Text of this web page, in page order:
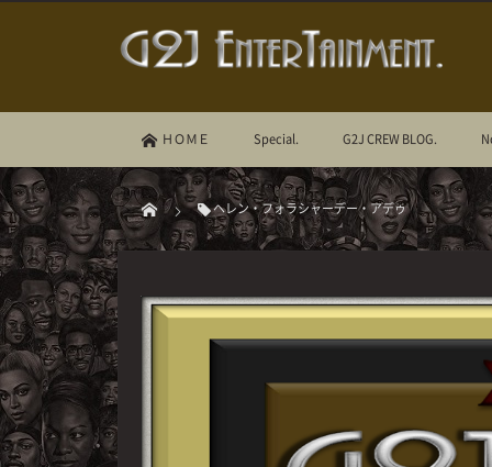
ＨＯＭＥ Special. G2J CREW BLOG.
ヘレン・フォラシャーデー・アデゥ